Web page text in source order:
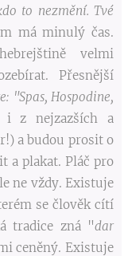
to nezmění. Tvé
má minulý čas.
velmi
Přesnější
"Spas, Hospodine,
z nejzazších a
a budou prosit o
a plakat. Pláč pro
ne vždy. Existuje
se člověk cítí
tradice zná "dar
ceněný. Existuje